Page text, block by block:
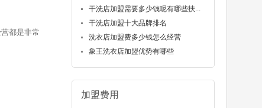
都是非常
干洗店加盟需要多少钱呢有哪些扶...
干洗店加盟十大品牌排名
洗衣店加盟费多少钱怎么经营
象王洗衣店加盟优势有哪些
加盟费用